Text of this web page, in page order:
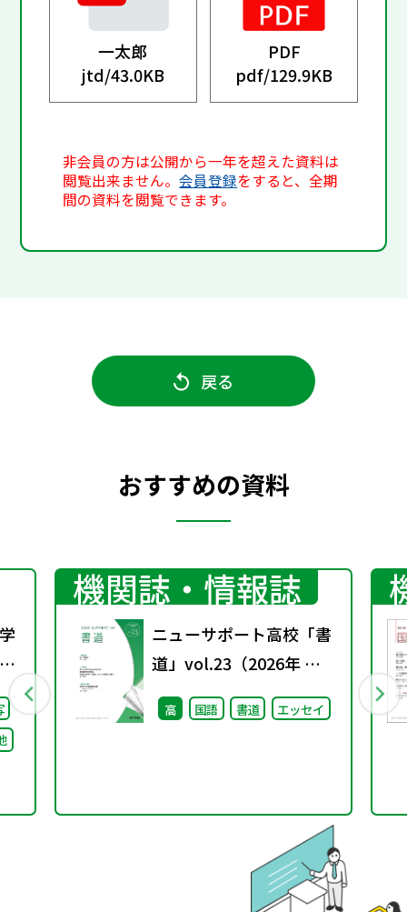
一太郎
jtd/43.0KB
PDF
pdf/129.9KB
非会員の方は公開から一年を超えた資料は
閲覧出来ません。会員登録をすると、全期
間の資料を閲覧できます。
戻る
おすすめの資料
機関誌・情報誌
ニューサポート高校「書
道」vol.23（2026年 春
号）
高 国語 書道 エッセイ